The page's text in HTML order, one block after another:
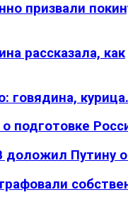
призвали
рассказала, как
говядина,
подготовке
доложил Путину